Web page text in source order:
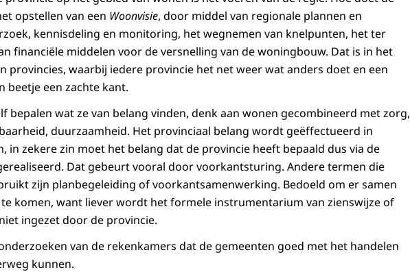
opstellen van een Woonvisie, door middel van regionale plannen en
kennisdeling en monitoring, het wegnemen van knelpunten, het ter
financiële middelen voor de versnelling van de woningbouw. Dat is in het
provincies, waarbij iedere provincie het net weer wat anders doet en een
beetje een zachte kant.
bepalen wat ze van belang vinden, denk aan wonen gecombineerd met zorg,
duurzaamheid. Het provinciaal belang wordt geëffectueerd in
in zekere zin moet het belang dat de provincie heeft bepaald dus via de
Dat gebeurt vooral door voorkantsturing. Andere termen die
zijn planbegeleiding of voorkantsamenwerking. Bedoeld om er samen
komen, want liever wordt het formele instrumentarium van zienswijze of
ingezet door de provincie.
van de rekenkamers dat de gemeenten goed met het handelen
kunnen.